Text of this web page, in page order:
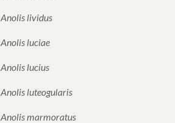
Anolis lividus
Anolis luciae
Anolis lucius
Anolis luteogularis
Anolis marmoratus